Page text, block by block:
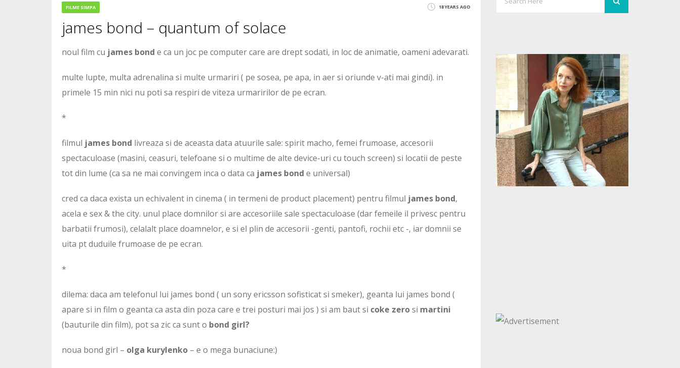
FILME SIMPA 18 YEARS AGO
james bond – quantum of solace
noul film cu james bond e ca un joc pe computer care are drept sodati, in loc de animatie, oameni adevarati.
multe lupte, multa adrenalina si multe urmariri ( pe sosea, pe apa, in aer si oriunde v-ati mai gindi). in
primele 15 min nici nu poti sa respiri de viteza urmaririlor de pe ecran.
*
filmul james bond livreaza si de aceasta data atuurile sale: spirit macho, femei frumoase, accesorii
spectaculoase (masini, ceasuri, telefoane si o multime de alte device-uri cu touch screen) si locatii de peste
tot din lume (ca sa ne mai convingem inca o data ca james bond e universal)
cred ca daca exista un echivalent in cinema ( in termeni de product placement) pentru filmul james bond,
acela e sex & the city. unul place domnilor si are accesoriile sale spectaculoase (dar femeile il privesc pentru
barbatii frumosi), celalalt place doamnelor, e si el plin de accesorii -genti, pantofi, rochii etc -, iar domnii se
uita pt duduile frumoase de pe ecran.
*
dilema: daca am telefonul lui james bond ( un sony ericsson sofisticat si smeker), geanta lui james bond (
apare si in film o geanta ca asta din poza care e trei posturi mai jos ) si am baut si coke zerosi martini
(bauturile din film), pot sa zic ca sunt o bond girl?
noua bond girl – olga kurylenko – e o mega bunaciune:)